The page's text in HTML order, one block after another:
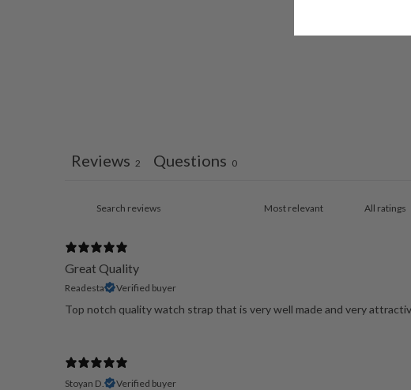
Reviews 2 Questions 0
Great Quality
Readesta Verified buyer
Top notch quality watch strap that is very well made and very
Stoyan D. Verified buyer